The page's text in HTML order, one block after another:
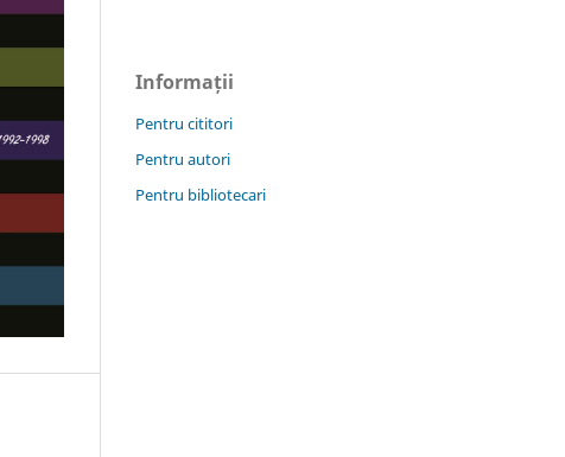
Informații
Pentru cititori
Pentru autori
Pentru bibliotecari